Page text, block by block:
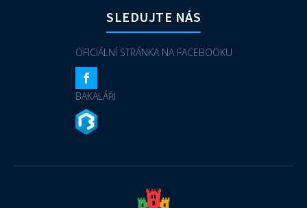
SLEDUJTE NÁS
OFICIÁLNÍ STRÁNKA NA FACEBOOKU
BAKALÁŘI